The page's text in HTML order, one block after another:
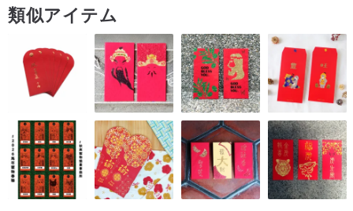
いましたら、お気軽にメールでお問い合わせください。できるだけ
早く返信させていただきます!!
6.荷物到着後24時間以内に開封し、作業状況をご確認ください。輸
送中に損傷があった場合は、物流に確認してお客様の権利を確保で
きるよう、できるだけ早くプライベートメッセージに返信してくだ
さい。
類似アイテム